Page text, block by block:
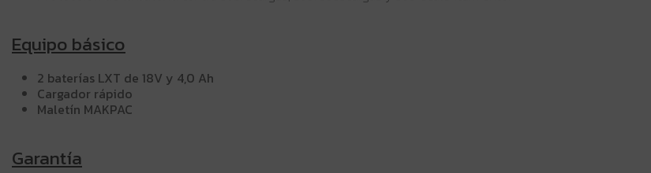
Equipo básico
2 baterías LXT de 18V y 4,0 Ah
Cargador rápido
Maletín MAKPAC
Garantía